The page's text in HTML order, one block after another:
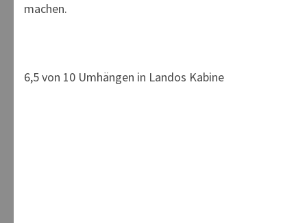
machen.
6,5 von 10 Umhängen in Landos Kabine